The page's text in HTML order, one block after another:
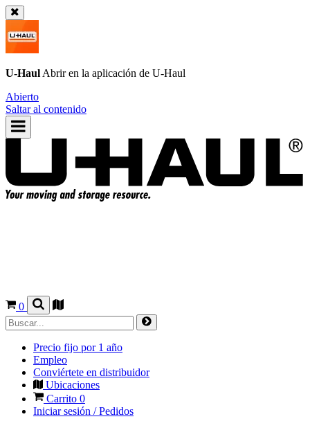
U-Haul Abrir en la aplicación de U-Haul
Abierto
Saltar al contenido
0
Precio fijo por 1 año
Empleo
Conviértete en distribuidor
Ubicaciones
Carrito 0
Iniciar sesión / Pedidos